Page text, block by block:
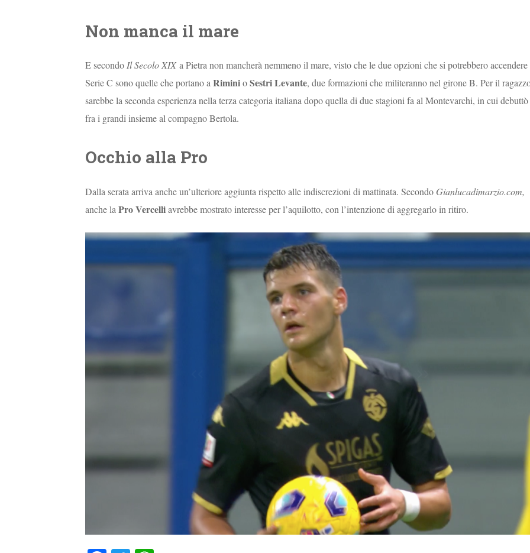
Non manca il mare
E secondoIl Secolo XIXa Pietra non mancherà nemmeno il mare, visto che le due opzioni che si potrebbero
Serie C sono quelle che portano aRiminioSestri Levante, due formazioni che militeranno nel girone B. Per il
sarebbe la seconda esperienza nella terza categoria italiana dopo quella di due stagioni fa al Montevarchi, in cui debuttò
fra i grandi insieme al compagno Bertola.
Occhio alla Pro
Dalla serata arriva anche un’ulteriore aggiunta rispetto alle indiscrezioni di mattinata. Secondo Gianlucadimarzio.com,
anche laPro Vercelliavrebbe mostrato interesse per l’aquilotto, con l’intenzione di aggregarlo in ritiro.